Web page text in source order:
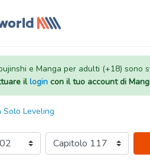
e Manga per adulti (+18) sono
illogincon il tuo account di
Solo Leveling